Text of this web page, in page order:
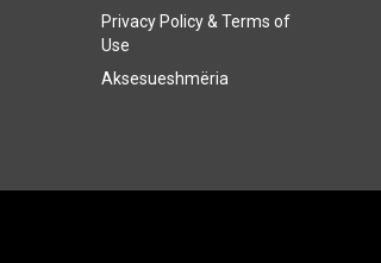
Privacy Policy & Terms of
Use
Aksesueshmëria